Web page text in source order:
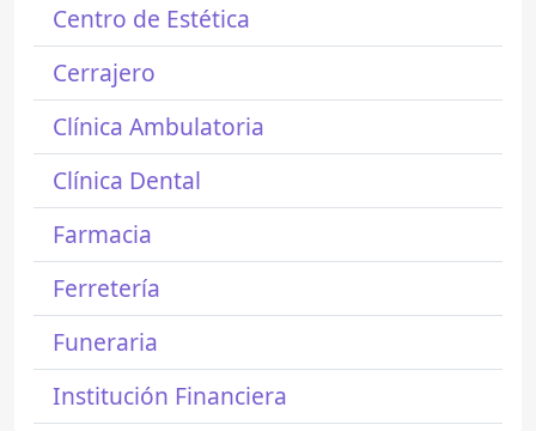
Centro de Estética
Cerrajero
Clínica Ambulatoria
Clínica Dental
Farmacia
Ferretería
Funeraria
Institución Financiera